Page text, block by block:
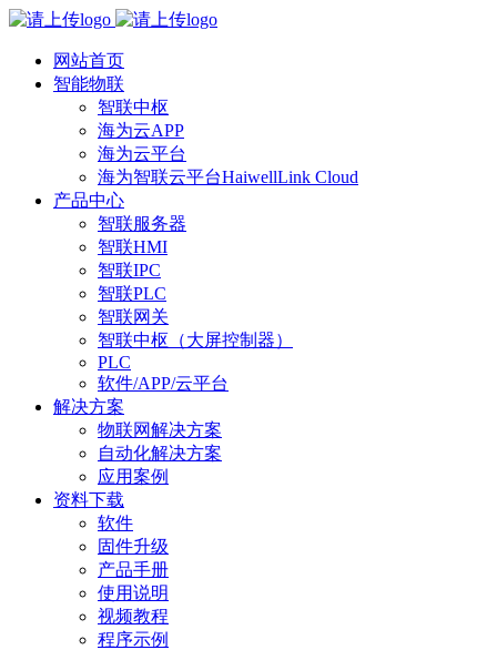
网站首页
智能物联
智联中枢
海为云APP
海为云平台
海为智联云平台HaiwellLink Cloud
产品中心
智联服务器
智联HMI
智联IPC
智联PLC
智联网关
智联中枢（大屏控制器）
PLC
软件/APP/云平台
解决方案
物联网解决方案
自动化解决方案
应用案例
资料下载
软件
固件升级
产品手册
使用说明
视频教程
程序示例